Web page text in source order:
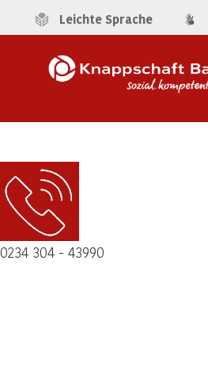
Leichte Sprache
0234 304 - 43990